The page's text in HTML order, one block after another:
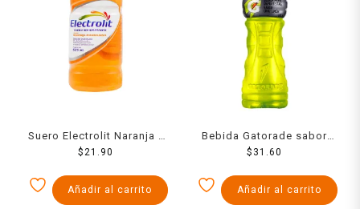
Suero Electrolit Naranja -
Mandarina 625 Ml
$ 21.90
Añadir al carrito
Bebida Gatorade sabor
lima limón 1 l
$ 31.60
Añadir al carrito